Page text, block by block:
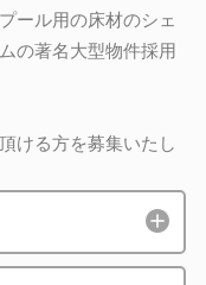
ール用の床材のシェ
の著名大型物件採用
ける方を募集いたし